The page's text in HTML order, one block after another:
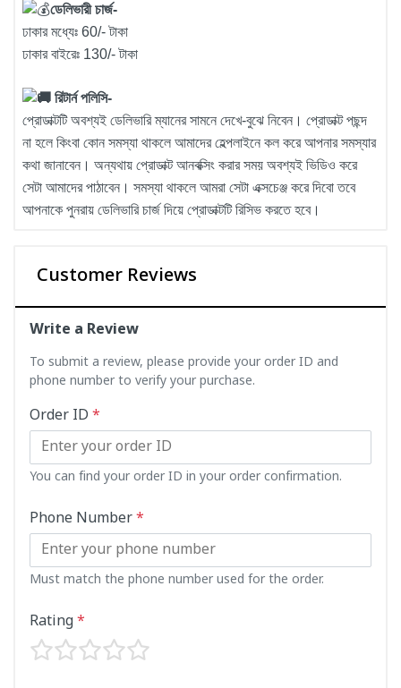
ডেলিভারী চার্জ-
ঢাকার মধ্যেঃ 60/- টাকা
ঢাকার বাইরেঃ 130/- টাকা
রিটার্ন পলিসি-
প্রোডাক্টটি অবশ্যই ডেলিভারি ম্যানের সামনে দেখে-বুঝে নিবেন। প্রোডাক্ট পছন্দ
না হলে কিংবা কোন সমস্যা থাকলে আমাদের হেল্পলাইনে কল করে আপনার সমস্যার
কথা জানাবেন। অন্যথায় প্রোডাক্ট আনবক্সিং করার সময় অবশ্যই ভিডিও করে
সেটা আমাদের পাঠাবেন। সমস্যা থাকলে আমরা সেটা এক্সচেঞ্জ করে দিবো তবে
আপনাকে পুনরায় ডেলিভারি চার্জ দিয়ে প্রোডাক্টটি রিসিভ করতে হবে।
Customer Reviews
Write a Review
To submit a review, please provide your order ID and
phone number to verify your purchase.
Order ID *
You can find your order ID in your order confirmation.
Phone Number*
Must match the phone number used for the order.
Rating*